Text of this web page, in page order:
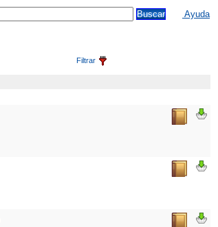
Ayuda
Filtrar